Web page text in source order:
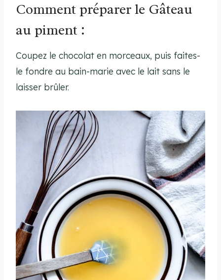
Comment préparer le Gâteau
au piment :
Coupez le chocolat en morceaux, puis faites-
le fondre au bain-marie avec le lait sans le
laisser brûler.